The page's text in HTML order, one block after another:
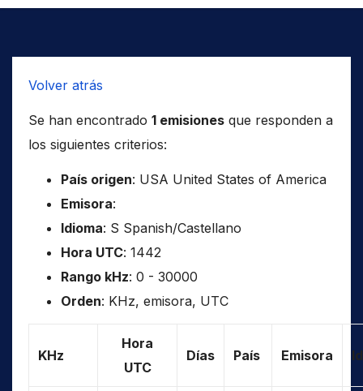
Volver atrás
Se han encontrado 1 emisiones que responden a
los siguientes criterios:
País origen: USA United States of America
Emisora:
Idioma: S Spanish/Castellano
Hora UTC: 1442
Rango kHz: 0 - 30000
Orden: KHz, emisora, UTC
KHz
Hora
UTC
Días País Emisora